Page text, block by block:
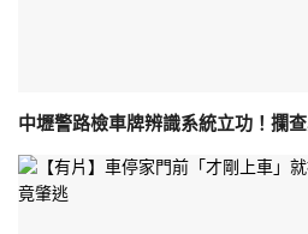
中壢警路檢車牌辨識系統立功！攔